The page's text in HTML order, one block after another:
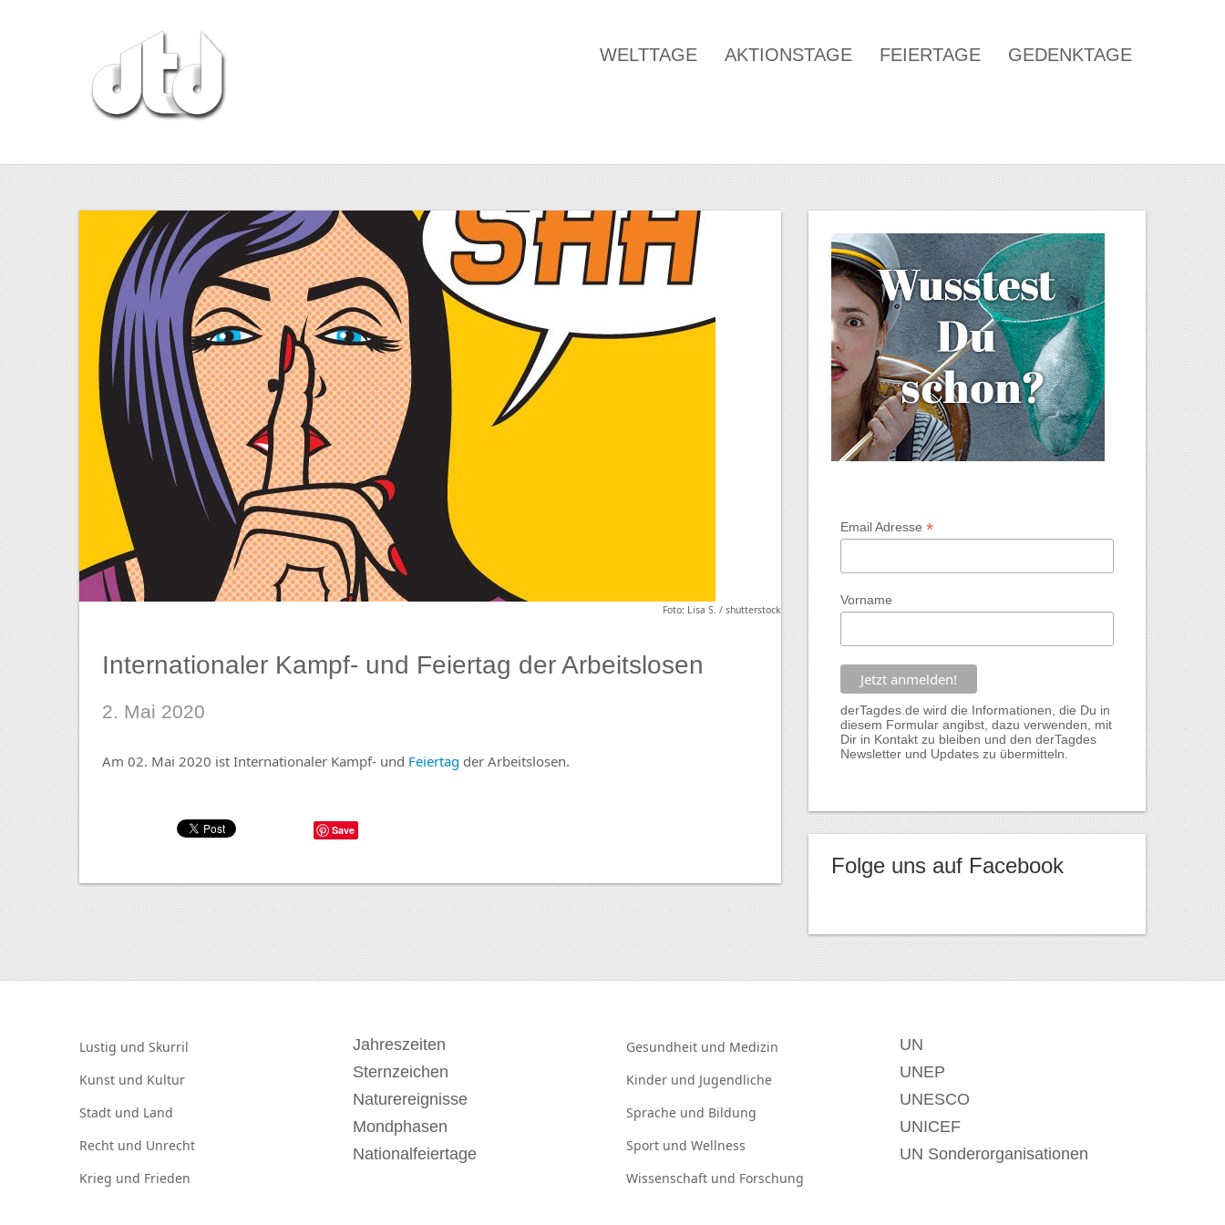
WELTTAGE AKTIONSTAGE FEIERTAGE GEDENKTAGE
Foto: Lisa S. / shutterstock
Internationaler Kampf- und Feiertag der Arbeitslosen
2. Mai 2020
Am 02. Mai 2020 ist Internationaler Kampf- und Feiertag der Arbeitslosen.
Save
Email Adresse *
Vorname
derTagdes.de wird die Informationen, die Du in
diesem Formular angibst, dazu verwenden, mit
Dir in Kontakt zu bleiben und den derTagdes
Newsletter und Updates zu übermitteln.
Folge uns auf Facebook
Lustig und Skurril
Kunst und Kultur
Stadt und Land
Recht und Unrecht
Krieg und Frieden
Jahreszeiten
Sternzeichen
Naturereignisse
Mondphasen
Nationalfeiertage
Gesundheit und Medizin
Kinder und Jugendliche
Sprache und Bildung
Sport und Wellness
Wissenschaft und Forschung
UN
UNEP
UNESCO
UNICEF
UN Sonderorganisationen